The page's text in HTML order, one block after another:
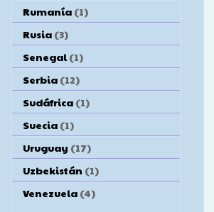
Rumanía (1)
Rusia (3)
Senegal (1)
Serbia (12)
Sudáfrica (1)
Suecia (1)
Uruguay (17)
Uzbekistán (1)
Venezuela (4)